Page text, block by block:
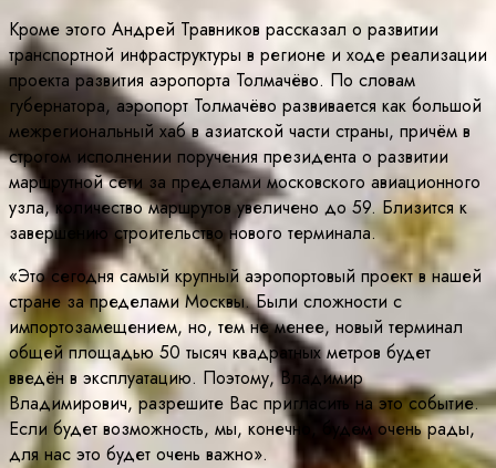
Кроме этого Андрей Травников рассказал о развитии
транспортной инфраструктуры в регионе и ходе реализации
проекта развития аэропорта Толмачёво. По словам
губернатора, аэропорт Толмачёво развивается как большой
межрегиональный хаб в азиатской части страны, причём в
строгом исполнении поручения президента о развитии
маршрутной сети за пределами московского авиационного
узла, количество маршрутов увеличено до 59. Близится к
завершению строительство нового терминала.
«Это сегодня самый крупный аэропортовый проект в нашей
стране за пределами Москвы. Были сложности с
импортозамещением, но, тем не менее, новый терминал
общей площадью 50 тысяч квадратных метров будет
введён в эксплуатацию. Поэтому, Владимир
Владимирович, разрешите Вас пригласить на это событие.
Если будет возможность, мы, конечно, будем очень рады,
для нас это будет очень важно».